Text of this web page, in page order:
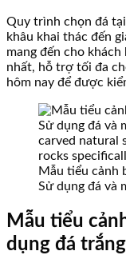
Quy trình chọn đá
khâu khai thác đến
mang đến cho
nhất, hỗ trợ tối đa
hôm nay để được
Mẫu tiểu cảnh
Sử dụng đá và
Mẫu tiểu
dụng đá